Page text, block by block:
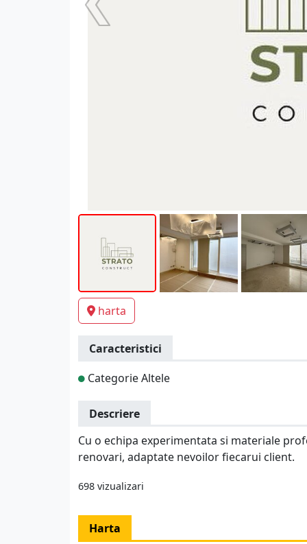
harta
Caracteristici
Categorie Altele
Descriere
Cu o echipa experimentata si materiale
renovari, adaptate nevoilor fiecarui client.
698 vizualizari
Harta